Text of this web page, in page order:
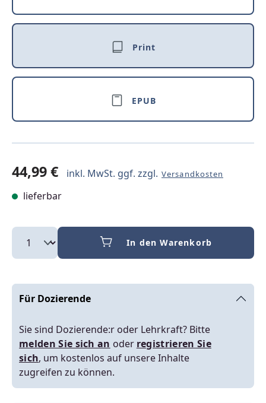
Print
EPUB
44,99 € inkl. MwSt. ggf. zzgl. Versandkosten
lieferbar
In den Warenkorb
Für Dozierende
Sie sind Dozierende:r oder Lehrkraft? Bitte
melden Sie sich an oder registrieren Sie
sich, um kostenlos auf unsere Inhalte
zugreifen zu können.